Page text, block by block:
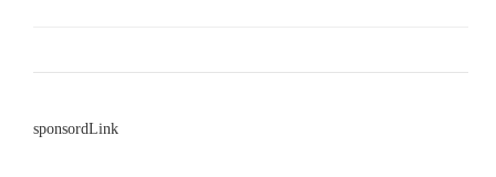
sponsordLink